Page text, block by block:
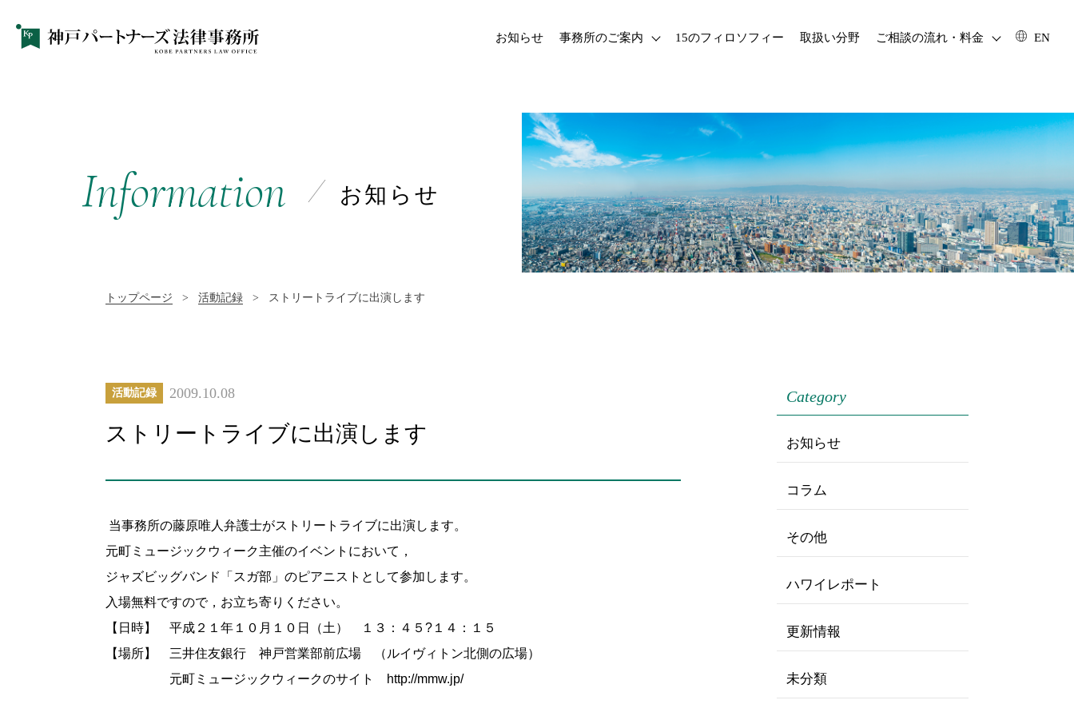
お知らせ 事務所のご案内 15のフィロソフィー 取扱い分野 ご相談の流れ・料金 EN
Information お知らせ
トップページ > 活動記録 > ストリートライブに出演します
活動記録 2009.10.08
ストリートライブに出演します
当事務所の藤原唯人弁護士がストリートライブに出演します。
元町ミュージックウィーク主催のイベントにおいて，
ジャズビッグバンド「スガ部」のピアニストとして参加します。
入場無料ですので，お立ち寄りください。
【日時】 平成２１年１０月１０日（土） １３：４５?１４：１５
【場所】 三井住友銀行 神戸営業部前広場 （ルイヴィトン北側の広場）
元町ミュージックウィークのサイト http://mmw.jp/
Category
お知らせ
コラム
その他
ハワイレポート
更新情報
未分類